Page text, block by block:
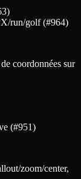
run/golf (#964)
coordonnées sur
(#951)
zoom/center,